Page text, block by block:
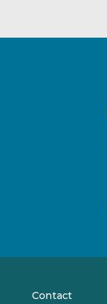
Contact